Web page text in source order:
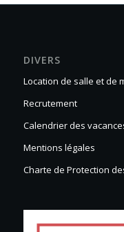
DIVERS
Location de salle et de
Recrutement
Calendrier des
Mentions légales
Charte de Protection